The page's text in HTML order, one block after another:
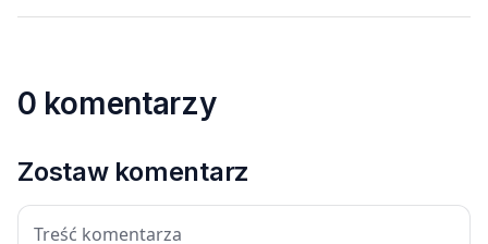
0 komentarzy
Zostaw komentarz